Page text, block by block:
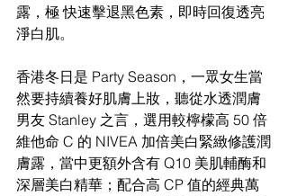
露，極 快速擊退黑色素，即時回復透亮
淨白肌。
香港冬日是 Party Season，一眾女生當
然要持續養好肌膚上妝，聽從水透潤膚
男友 Stanley 之言，選用較檸檬高 50 倍
維他命 C 的 NIVEA 加倍美白緊緻修護潤
膚露，當中更額外含有 Q10 美肌輔酶和
深層美白精華；配合高 CP 值的經典萬